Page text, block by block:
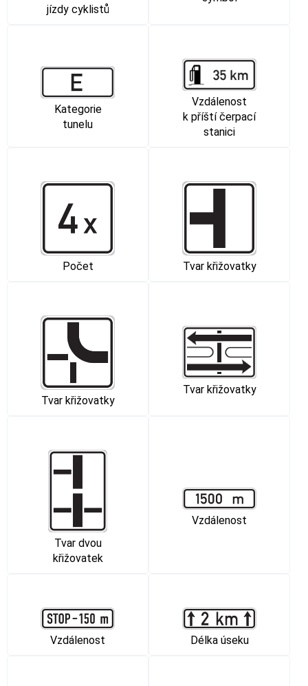
jízdy cyklistů
Kategorie
tunelu
Vzdálenost
k příští čerpací
stanici
Počet Tvar křižovatky
Tvar křižovatky
Tvar křižovatky
Tvar dvou
křižovatek
Vzdálenost
Vzdálenost Délka úseku